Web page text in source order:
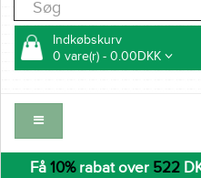
Indkøbskurv
0 vare(r) - 0.00DKK
Få 10%rabat over 522